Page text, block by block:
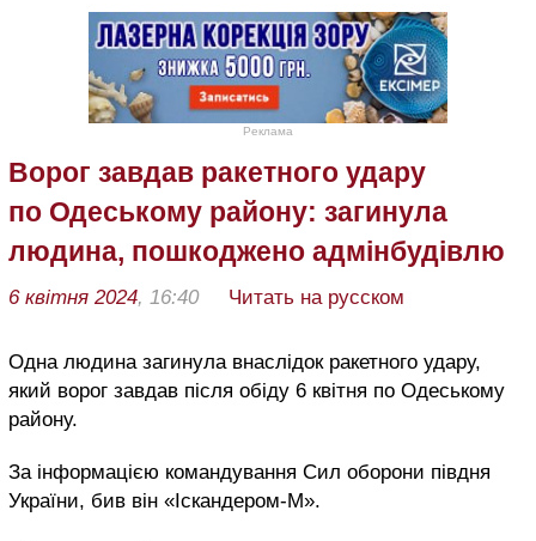
Реклама
Ворог завдав ракетного удару
по Одеському району: загинула
людина, пошкоджено адмінбудівлю
6 квітня 2024, 16:40 Читать на русском
Одна людина загинула внаслідок ракетного удару,
який ворог завдав після обіду 6 квітня по Одеському
району.
За інформацією командування Сил оборони півдня
України, бив він «Іскандером-М».